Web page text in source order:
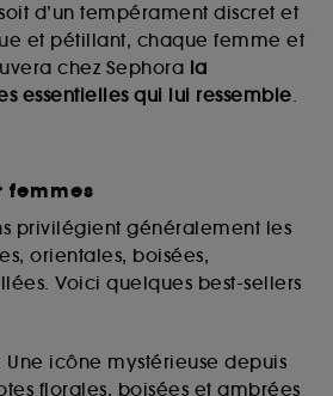
d’un tempérament discret et
et pétillant, chaque femme et
chez Sephora la
essentielles qui lui ressemble.
femmes
privilégient généralement les
orientales, boisées,
Voici quelques best-sellers
icône mystérieuse depuis
florales, boisées et ambrées